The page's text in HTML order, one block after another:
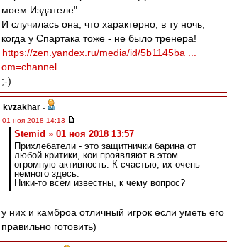
моем Издателе"
И случилась она, что характерно, в ту ночь,
когда у Спартака тоже - не было тренера!
https://zen.yandex.ru/media/id/5b1145ba ...
om=channel
;-)
kvzakhar -
01 ноя 2018 14:13
Stemid » 01 ноя 2018 13:57
Прихлебатели - это защитнички барина от
любой критики, кои проявляют в этом
огромную активность. К счастью, их очень
немного здесь.
Ники-то всем известны, к чему вопрос?
у них и камброа отличный игрок если уметь его
правильно готовить)